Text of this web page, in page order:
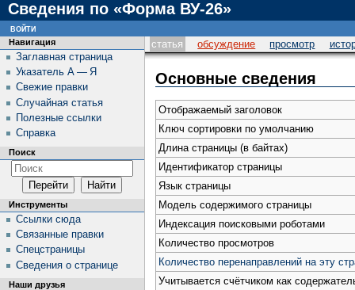
Сведения по «Форма ВУ-26»
статья обсуждение просмотр
Основные сведения
Отображаемый заголовок
Ключ сортировки по умолчанию
Длина страницы (в байтах)
Идентификатор страницы
Язык страницы
Модель содержимого страницы
Индексация поисковыми роботами
Количество просмотров
Количество перенаправлений на эту
Учитывается счётчиком как
Навигация
Заглавная страница
Указатель А — Я
Свежие правки
Случайная статья
Полезные ссылки
Справка
Поиск
Инструменты
Ссылки сюда
Связанные правки
Спецстраницы
Сведения о странице
Наши друзья
войти